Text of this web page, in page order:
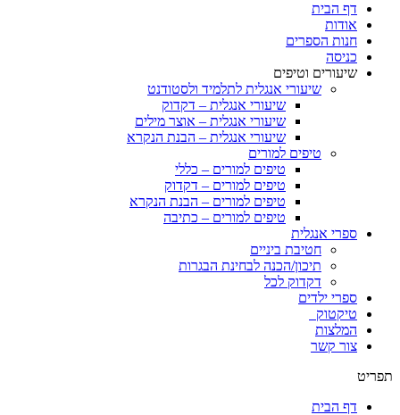
דף הבית
אודות
חנות הספרים
כניסה
שיעורים וטיפים
שיעורי אנגלית לתלמיד ולסטודנט
שיעורי אנגלית – דקדוק
שיעורי אנגלית – אוצר מילים
שיעורי אנגלית – הבנת הנקרא
טיפים למורים
טיפים למורים – כללי
טיפים למורים – דקדוק
טיפים למורים – הבנת הנקרא
טיפים למורים – כתיבה
ספרי אנגלית
חטיבת ביניים
תיכון/הכנה לבחינת הבגרות
דקדוק לכל
ספרי ילדים
טיקטוק
המלצות
צור קשר
תפריט
דף הבית